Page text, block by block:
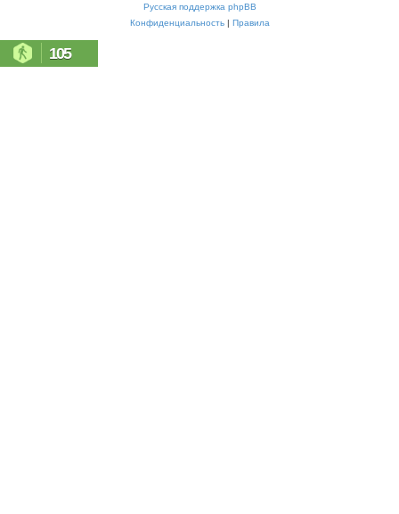
Русская поддержка phpBB
Конфиденциальность| Правила
105